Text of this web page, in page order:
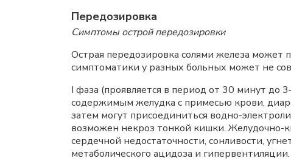
Передозировка
Симптомы острой передозировки
Острая передозировка солями железа может
симптоматики у разных больных может не
I фаза (проявляется в период от 30 минут до
содержимым желудка с примесью крови,
затем могут присоединиться водно-
возможен некроз тонкой кишки. Желудочно-
сердечной недостаточности, сонливости,
метаболического ацидоза и гипервентиляции.